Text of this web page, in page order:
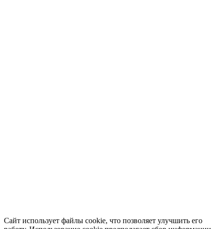
Сайт использует файлы cookie, что позволяет улучшить его